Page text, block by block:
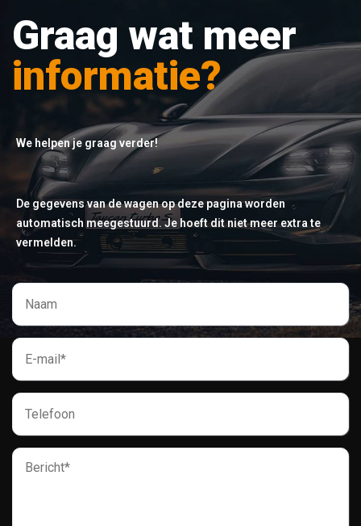
Graag wat meer
informatie?
We helpen je graag verder!
De gegevens van de wagen op deze pagina worden
automatisch meegestuurd. Je hoeft dit niet meer extra te
vermelden.